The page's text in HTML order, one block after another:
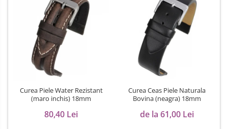
Curea Piele Water Rezistant
(maro inchis) 18mm
80,40 Lei
Curea Ceas Piele Naturala
Bovina (neagra) 18mm
de la 61,00 Lei